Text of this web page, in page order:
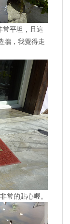
平坦，且這
牆，我覺得走
常的貼心喔。